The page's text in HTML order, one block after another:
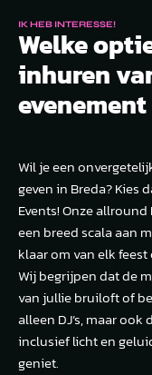
IK HEB INTERESSE!
Welke
inhuren
Wil je een
geven in Breda? Kies
Events! Onze allround
een breed scala aan
klaar om van elk
Wij begrijpen dat de
van jullie bruiloft of
alleen DJ’s, maar
inclusief licht en
geniet.